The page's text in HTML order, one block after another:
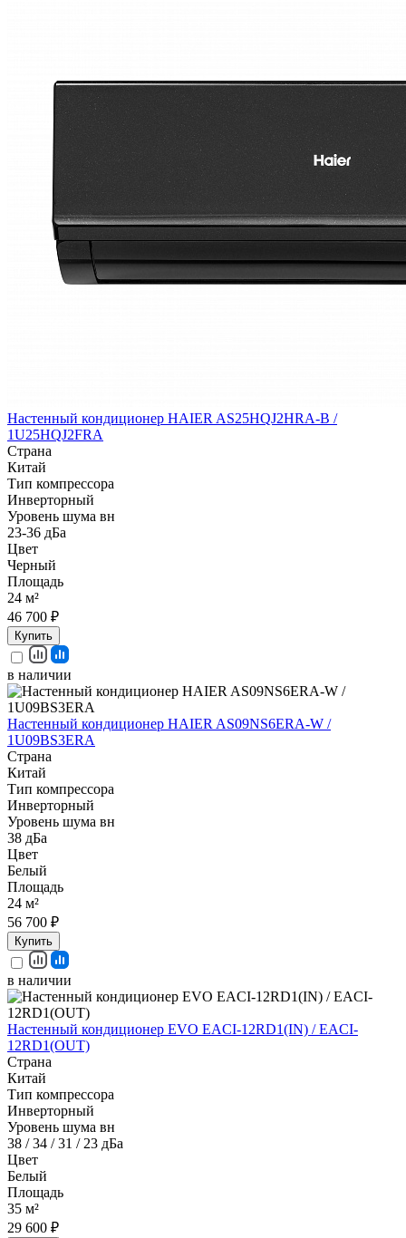
Настенный кондиционер HAIER AS25HQJ2HRA-B /
1U25HQJ2FRA
Страна
Китай
Тип компрессора
Инверторный
Уровень шума вн
23-36 дБа
Цвет
Черный
Площадь
24 м²
46 700 ₽
Купить
в наличии
Настенный кондиционер HAIER AS09NS6ERA-W /
1U09BS3ERA
Страна
Китай
Тип компрессора
Инверторный
Уровень шума вн
38 дБа
Цвет
Белый
Площадь
24 м²
56 700 ₽
Купить
в наличии
Настенный кондиционер EVO EACI-12RD1(IN) / EACI-
12RD1(OUT)
Страна
Китай
Тип компрессора
Инверторный
Уровень шума вн
38 / 34 / 31 / 23 дБа
Цвет
Белый
Площадь
35 м²
29 600 ₽